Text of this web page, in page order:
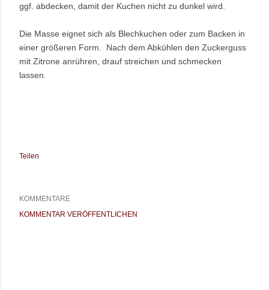
ggf. abdecken, damit der Kuchen nicht zu dunkel wird.
Die Masse eignet sich als Blechkuchen oder zum Backen in
einer größeren Form. Nach dem Abkühlen den Zuckerguss
mit Zitrone anrühren, drauf streichen und schmecken
lassen.
Teilen
KOMMENTARE
KOMMENTAR VERÖFFENTLICHEN